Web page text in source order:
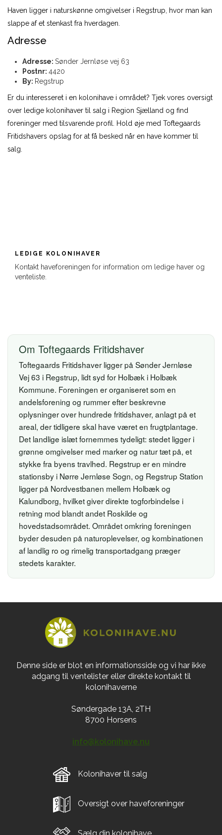
LEDIGE KOLONIHAVER
Kontakt haveforeningen for information om ledige haver og
venteliste.
Haven ligger i naturskønne omgivelser i Regstrup, hvor man kan
slappe af et stenkast fra hverdagen.
Adresse
Adresse: Sønder Jernløse vej 63
Postnr: 4420
By: Regstrup
Er du interesseret i en kolonihave i området? Tjek vores oversigt
over ledige kolonihaver til salg i Region Sjælland og find
foreninger med tilsvarende profil. Hold øje med Toftegaards
Fritidshavers opslag for at få besked når en have kommer til
salg.
Om Toftegaards Fritidshaver
Toftegaards Fritidshaver ligger på Sønder Jernløse
Vej 63 i Regstrup, lidt syd for Holbæk i Holbæk
Kommune. Foreningen er organiseret som en
andelsforening og rummer efter beskrevne
oplysninger over hundrede fritidshaver, anlagt på et
areal, der tidligere skal have været en frugtplantage.
Det landlige islæt fornemmes tydeligt: stedet ligger i
grønne omgivelser med marker og natur tæt på, et
stykke fra byens travlhed. Regstrup er en mindre
stationsby i Nørre Jernløse Sogn, og Regstrup Station
ligger på Nordvestbanen mellem Holbæk og
Kalundborg, hvilket giver direkte togforbindelse i
retning mod blandt andet Roskilde og
hovedstadsområdet. Området omkring foreningen
byder desuden på naturoplevelser, og kombinationen
af landlig ro og rimelig transportadgang præger
stedets karakter.
Denne side er blot en informationsside og vi har ikke
adgang til ventelister eller direkte kontakt til
kolonihaverne
Søndergade 13A, 2TH
8700 Horsens
info@kolonihave.nu
Kolonihaver til salg
Oversigt over haveforeninger